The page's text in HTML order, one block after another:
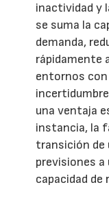
inactividad y
se suma la
demanda,
rápidamente
entornos
una ventaja
instancia, la
transición de
previsiones a
capacidad de